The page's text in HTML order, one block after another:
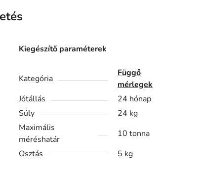
Kiegészítő paraméterek
Kategória
Függő
mérlegek
Jótállás
24 hónap
Súly
24 kg
Maximális
méréshatár
10 tonna
Osztás
5 kg